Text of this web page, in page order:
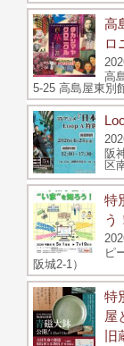
⾼
ロ
高
5-25 高島屋東別
阪
区
特
う
ピ
阪城2-1）
特
屋
旧